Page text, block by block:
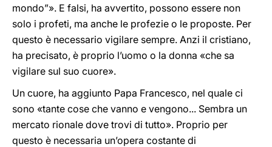
mondo”». E falsi, ha avvertito, possono essere non
solo i profeti, ma anche le profezie o le proposte. Per
questo è necessario vigilare sempre. Anzi il cristiano,
ha precisato, è proprio l’uomo o la donna «che sa
vigilare sul suo cuore».
Un cuore, ha aggiunto Papa Francesco, nel quale ci
sono «tante cose che vanno e vengono... Sembra un
mercato rionale dove trovi di tutto». Proprio per
questo è necessaria un’opera costante di